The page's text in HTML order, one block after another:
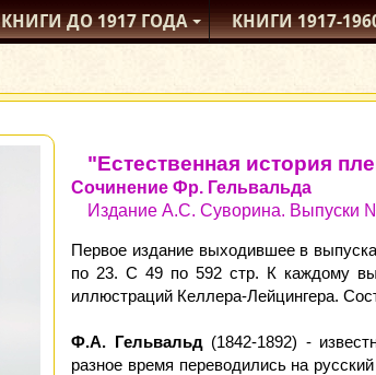
КНИГИ ДО 1917ГОДА КНИГИ1917-
"Естественная история
Сочинение Фр. Гельвальда
Издание А.С. Суворина. Выпуски
Первое издание выходившее в
по 23. С 49 по 592 стр. К каждому
иллюстраций Келлера-Лейцингера.
Ф.А. Гельвальд(1842-1892) -
разное время переводились на